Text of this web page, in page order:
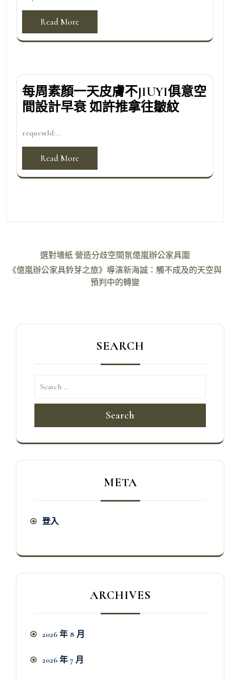
Read More
每周素顏一天皮膚不JIUYI俱意空
間設計早衰 如許推拿往皺紋
requestId:...
Read More
章
選對墻紙 營造分歧空間氛億嵐辦公家具圍
《億嵐辦公家具鈴芽之旅》導演新海誠：觸不成及的天空與
預判中的轉變
SEARCH
Search
META
登入
ARCHIVES
2026 年 8 月
2026 年 7 月